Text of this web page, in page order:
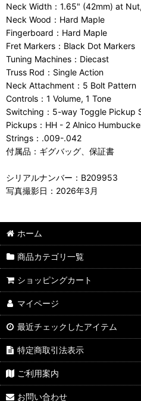
Neck Width：1.65" (42mm) at
Neck Wood：Hard Maple
Fingerboard：Hard Maple
Fret Markers：Black Dot Markers
Tuning Machines：Diecast
Truss Rod：Single Action
Neck Attachment：5 Bolt Pattern
Controls：1 Volume, 1 Tone
Switching：5-way Toggle Pickup
Pickups：HH - 2 Alnico
Strings：.009-.042
付属品：ギグバッグ、保証書
シリアルナンバー：B209953
写真撮影日：2026年3月
ホーム
商品カテゴリ一覧
ショッピングカート
マイページ
最近チェックしたアイテム
特定商取引法表示
ご利用案内
お問い合わせ